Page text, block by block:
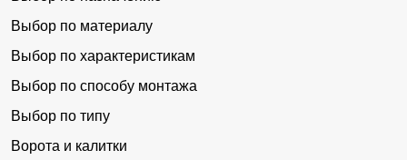
Выбор по материалу
Выбор по характеристикам
Выбор по способу монтажа
Выбор по типу
Ворота и калитки